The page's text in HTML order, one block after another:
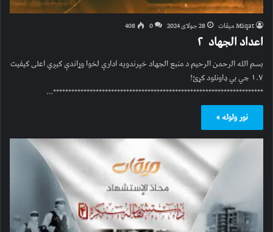
Miqat میقات 28 جولای 2024 0
408
اعداد الجهاد ۲
بسم الله الرحمن الرحیم د منبع الجهاد خپرندویه ادارې لخوا وړاندې کیږي اعلی کیفیت
۱.۷ جي بي ډاونلود کړئ!
*********************************************************************…
نور ولوله »